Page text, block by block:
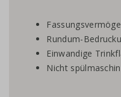
Rundum-
Einwandige
Nicht